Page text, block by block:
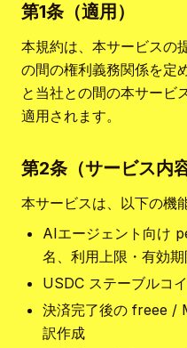
第1条（適用）
本規約は、本サービスの
の間の権利義務関係を定
と当社との間の本サービ
適用されます。
第2条（サービス内容
本サービスは、以下の機
AIエージェント向け
名、利用上限・有効
USDC ステーブルコ
決済完了後の freee /
訳作成